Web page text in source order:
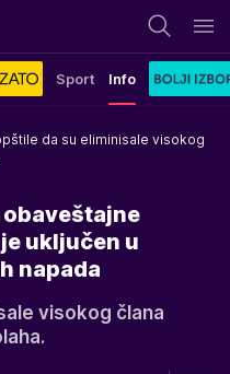
Sport Info
da su eliminisale visokog
uključen u
napada
visokog člana